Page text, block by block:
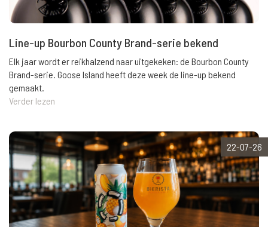
Line-up Bourbon County Brand-serie bekend
Elk jaar wordt er reikhalzend naar uitgekeken: de Bourbon County
Brand-serie. Goose Island heeft deze week de line-up bekend
gemaakt.
Verder lezen
22-07-26